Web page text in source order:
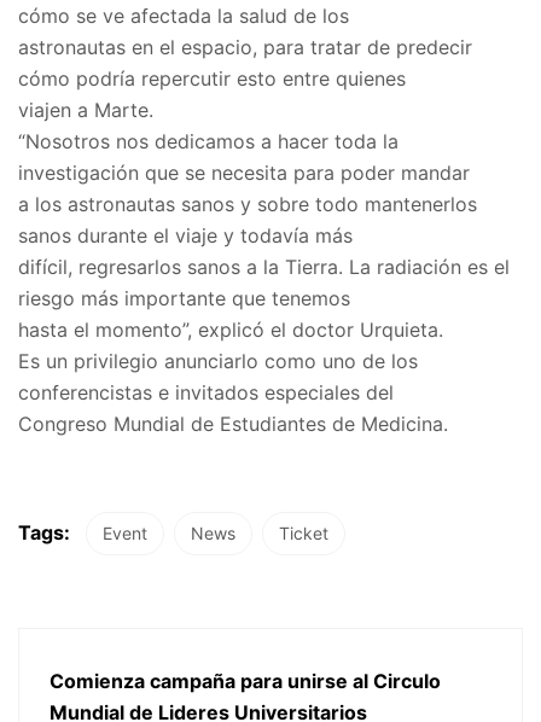
cómo se ve afectada la salud de los
astronautas en el espacio, para tratar de predecir
cómo podría repercutir esto entre quienes
viajen a Marte.
“Nosotros nos dedicamos a hacer toda la
investigación que se necesita para poder mandar
a los astronautas sanos y sobre todo mantenerlos
sanos durante el viaje y todavía más
difícil, regresarlos sanos a la Tierra. La radiación es el
riesgo más importante que tenemos
hasta el momento”, explicó el doctor Urquieta.
Es un privilegio anunciarlo como uno de los
conferencistas e invitados especiales del
Congreso Mundial de Estudiantes de Medicina.
Tags: Event News Ticket
Comienza campaña para unirse al Circulo
Mundial de Lideres Universitarios